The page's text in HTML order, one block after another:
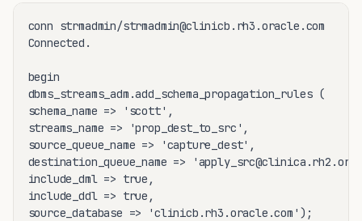
conn strmadmin/strmadmin@clinicb.rh3.oracle.com
Connected.
begin
dbms_streams_adm.add_schema_propagation_rules (
schema_name => 'scott',
streams_name => 'prop_dest_to_src',
source_queue_name => 'capture_dest',
destination_queue_name =>
include_dml => true,
include_ddl => true,
source_database => 'clinicb.rh3.oracle.com');